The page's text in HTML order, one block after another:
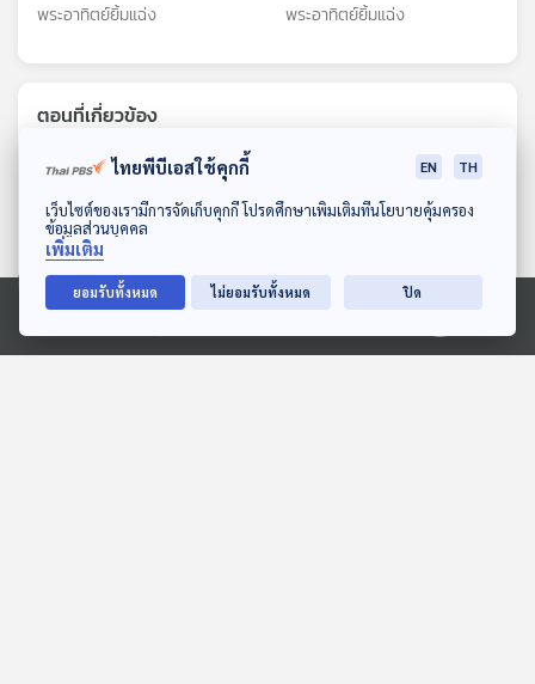
ดาวน์โหลด Thai PBS Podcast Application
Ⓒ 2020 องค์การกระจายเสียงและแพร่ภาพสาธารณะแห่งประเทศไทย
พระอาทิตย์ยิ้มแฉ่ง พระอาทิตย์ยิ้มแฉ่ง
ตอนที่เกี่ยวข้อง
ไทยพีบีเอสใช้คุกกี้ EN TH
เว็บไซต์ของเรามีการจัดเก็บคุกกี้ โปรดศึกษาเพิ่มเติมที่นโยบายคุ้มครอง
ข้อมูลส่วนบุคคล
เพิ่มเติม
ยอมรับทั้งหมด ไม่ยอมรับทั้งหมด ปิด